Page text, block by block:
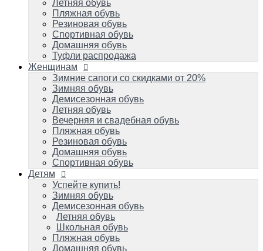
Пляжная обувь
Резиновая обувь
Домашняя обувь
Спортивная обувь
Детям
Успейте купить!
Зимняя обувь
Демисезонная обувь
Летняя обувь
Школьная обувь
Пляжная обувь
Домашняя обувь
Резиновая обувь
Спортивная обувь
Обувь для танцев
Карнавальные костюмы
Детские костюмы
Карнавальные костюмы до 1000р!
Костюмы для взрослых
Костюмы по разделам
Костюмы Деда Мороза и Снегурочки
Костюмы профессий и военных игровые
Летняя обувь
Пляжная обувь
Резиновая обувь
Спортивная обувь
Домашняя обувь
Туфли распродажа
Женщинам
Зимние сапоги со скидками от 20%
Зимняя обувь
Демисезонная обувь
Летняя обувь
Вечерняя и свадебная обувь
Пляжная обувь
Резиновая обувь
Домашняя обувь
Спортивная обувь
Детям
Успейте купить!
Зимняя обувь
Демисезонная обувь
Летняя обувь
Школьная обувь
Пляжная обувь
Домашняя обувь